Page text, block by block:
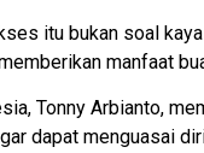
itu bukan soal
manfaat
Tonny Arbianto,
dapat menguasai